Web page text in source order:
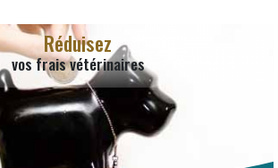
Réduisez
vos frais vétérinaires